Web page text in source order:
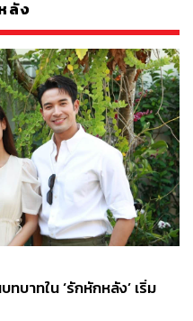
ลัง
บาทใน ‘รักหักหลัง’ เริ่ม